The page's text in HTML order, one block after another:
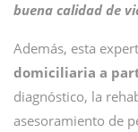
buena calidad de
Además, esta
domiciliaria a
diagnóstico, la
asesoramiento de